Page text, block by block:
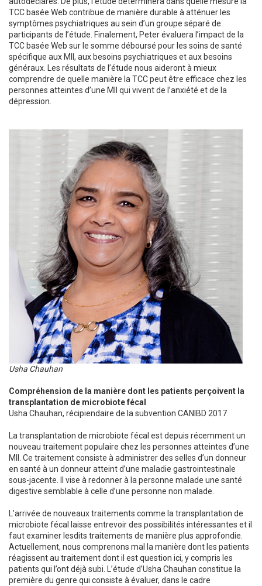
TCC basée Web contribue de manière durable à atténuer les
symptômes psychiatriques au sein d’un groupe séparé de
participants de l’étude. Finalement, Peter évaluera l’impact de la
TCC basée Web sur le somme déboursé pour les soins de santé
spécifique aux MII, aux besoins psychiatriques et aux besoins
généraux. Les résultats de l’étude nous aideront à mieux
comprendre de quelle manière la TCC peut être efficace chez les
personnes atteintes d’une MII qui vivent de l’anxiété et de la
dépression.
Usha Chauhan
Compréhension de la manière dont les patients perçoivent la
transplantation de microbiote fécal
Usha Chauhan, récipiendaire de la subvention CANIBD 2017
La transplantation de microbiote fécal est depuis récemment un
nouveau traitement populaire chez les personnes atteintes d’une
MII. Ce traitement consiste à administrer des selles d’un donneur
en santé à un donneur atteint d’une maladie gastrointestinale
sous-jacente. Il vise à redonner à la personne malade une santé
digestive semblable à celle d’une personne non malade.
L’arrivée de nouveaux traitements comme la transplantation de
microbiote fécal laisse entrevoir des possibilités intéressantes et il
faut examiner lesdits traitements de manière plus approfondie.
Actuellement, nous comprenons mal la manière dont les patients
réagissent au traitement dont il est question ici, y compris les
patients qui l’ont déjà subi. L’étude d’Usha Chauhan constitue la
première du genre qui consiste à évaluer, dans le cadre